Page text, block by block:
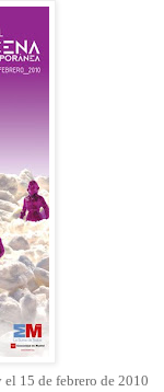
el 15 de febrero de 2010